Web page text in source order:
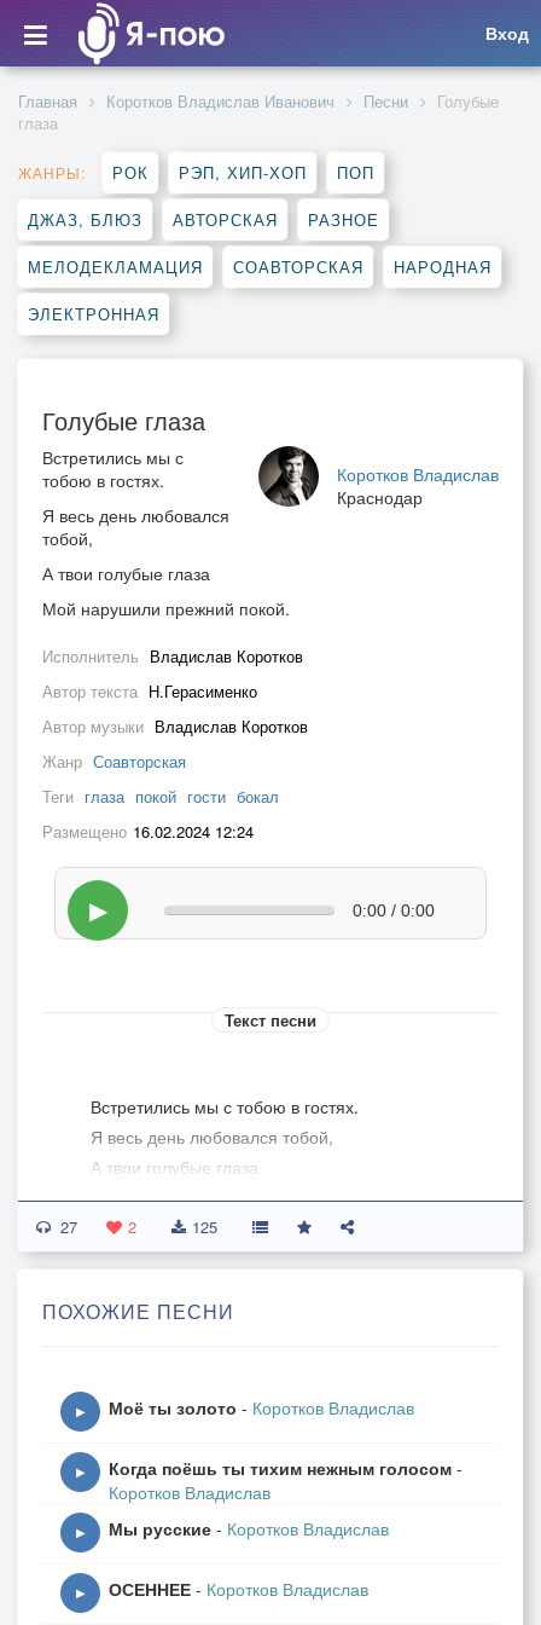
Вход
Главная Коротков Владислав Иванович Песни
Голубые
глаза
ЖАНРЫ: РОК РЭП, ХИП-ХОП ПОП
ДЖАЗ, БЛЮЗ АВТОРСКАЯ РАЗНОЕ
МЕЛОДЕКЛАМАЦИЯ СОАВТОРСКАЯ НАРОДНАЯ
ЭЛЕКТРОННАЯ
Голубые глаза
Коротков Владислав
Краснодар
Встретились мы с
тобою в гостях.
Я весь день любовался
тобой,
А твои голубые глаза
Мой нарушили прежний покой.
Исполнитель Владислав Коротков
Автор текста Н.Герасименко
Автор музыки Владислав Коротков
Жанр Соавторская
Теги глаза покой гости бокал
Размещено 16.02.2024 12:24
▶ 0:00 / 0:00
Текст песни
Встретились мы с тобою в гостях.
Я весь день любовался тобой,
А твои голубые глаза
Мой нарушили прежний покой.
Припев:
Я шампанским наполню бокал.
Нежно обнял за плечи рукой.
Посмотрел в голубые глаза -
Понял я, что танцую с судьбой.
Припев:
27 2 125
ПОХОЖИЕ ПЕСНИ
▶ Моё ты золото - Коротков Владислав
▶ Когда поёшь ты тихим нежным голосом -
Коротков Владислав
▶ Мы русские - Коротков Владислав
▶ ОСЕННЕЕ - Коротков Владислав